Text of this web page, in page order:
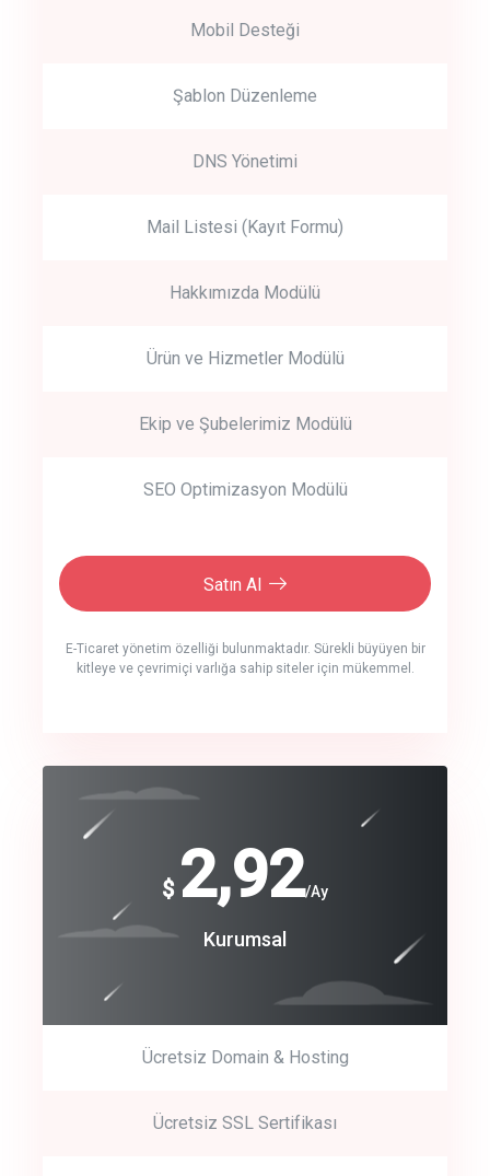
Mobil Desteği
Şablon Düzenleme
DNS Yönetimi
Mail Listesi (Kayıt Formu)
Hakkımızda Modülü
Ürün ve Hizmetler Modülü
Ekip ve Şubelerimiz Modülü
SEO Optimizasyon Modülü
Satın Al
E-Ticaret yönetim özelliği bulunmaktadır. Sürekli büyüyen bir
kitleye ve çevrimiçi varlığa sahip siteler için mükemmel.
crm auto cync
track energy costs
Get Started
Start by trying our service for 30 days free trial no credit card
$ 2,92/Ay
Kurumsal
Ücretsiz Domain & Hosting
Ücretsiz SSL Sertifikası
$
240
Coroprate